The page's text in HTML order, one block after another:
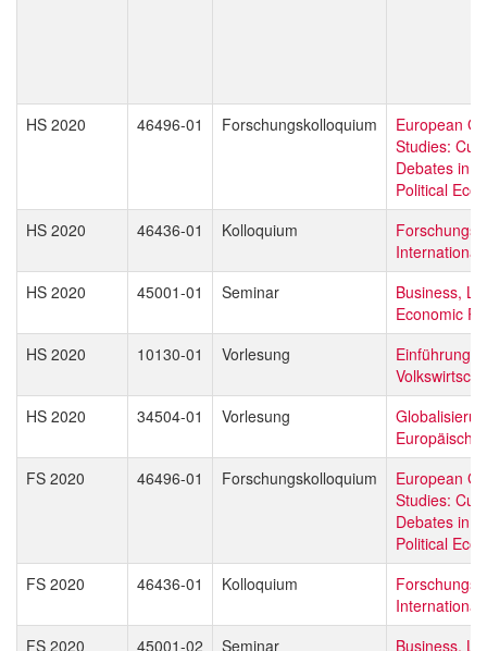
HS 2020 46496-01 Forschungskolloquium
European
Studies:
Debates in
Political
HS 2020
46436-01 Kolloquium
International
HS 2020
45001-01 Seminar
Business,
Economic
HS 2020
10130-01 Vorlesung
Einführung
HS 2020
34504-01 Vorlesung
FS 2020
46496-01 Forschungskolloquium
European
Studies:
Debates in
Political
FS 2020
46436-01 Kolloquium
International
FS 2020
45001-02 Seminar Business,